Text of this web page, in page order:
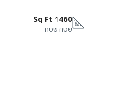
1460 Sq Ft
שטח שטח